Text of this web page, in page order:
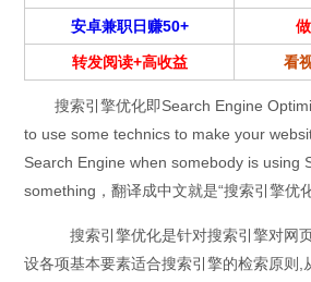
安卓兼职日赚50+
转发阅读+高收益 看
搜索引擎优化即Search Engine
to use some technics to make your
Search Engine when somebody is using
something，翻译成中文就是“搜索引擎优化
搜索引擎优化是针对搜索引擎对网页
设各项基本要素适合搜索引擎的检索原则,